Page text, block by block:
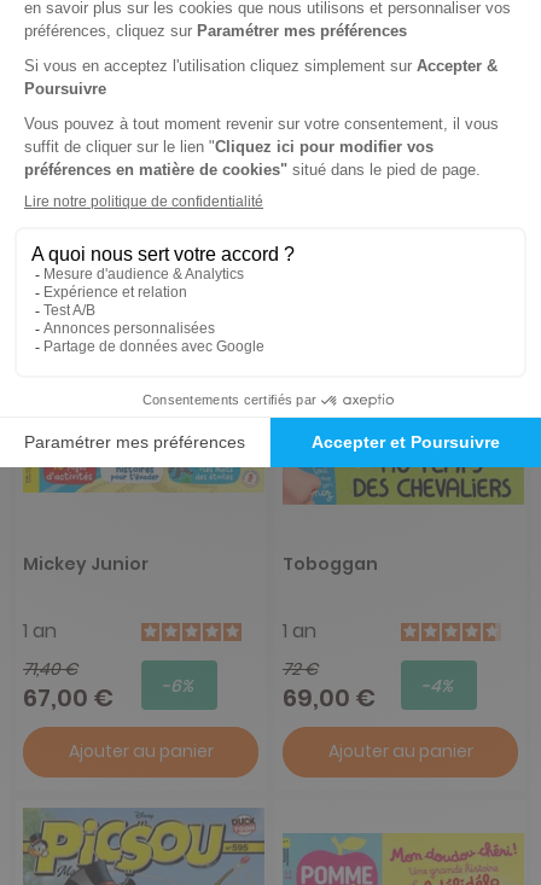
1 an
62,00 € -6%
Ajouter au panier
6 mois
56,90 € -11%
Ajouter au panier
Mickey Junior
1 an
71,40 €
67,00 € -6%
Ajouter au panier
Toboggan
1 an
72 €
69,00 € -4%
Ajouter au panier